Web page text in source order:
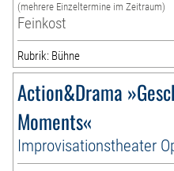
(mehrere Einzeltermine im Zeitraum)
Feinkost
Rubrik: Bühne
Action&Drama
Moments«
Improvisationstheater